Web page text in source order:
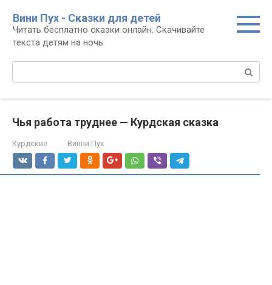
контенту
Вини Пух - Сказки для детей
Читать бесплатно сказки онлайн. Скачивайте
текста детям на ночь
Чья работа труднее — Курдская сказка
Курдские Винни Пух